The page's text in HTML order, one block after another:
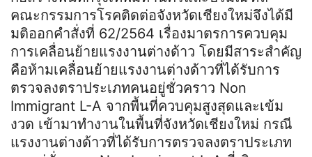
คณะกรรมการโรคติดต่อจังหวัดเชียงใหม่จึงได้มี
มติออกคำสั่งที่ 62/2564 เรื่องมาตรการควบคุม
การเคลื่อนย้ายแรงงานต่างด้าว โดยมีสาระสำคัญ
คือห้ามเคลื่อนย้ายแรงงานต่างด้าวที่ได้รับการ
ตรวจลงตราประเภทคนอยู่ชั่วคราว Non
Immigrant L-A จากพื้นที่ควบคุมสูงสุดและเข้ม
งวด เข้ามาทำงานในพื้นที่จังหวัดเชียงใหม่ กรณี
แรงงานต่างด้าวที่ได้รับการตรวจลงตราประเภท